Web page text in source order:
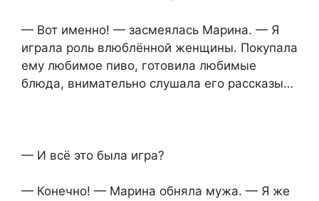
— Вот именно! — засмеялась Марина. — Я
играла роль влюблённой женщины. Покупала
ему любимое пиво, готовила любимые
блюда, внимательно слушала его рассказы…
— И всё это была игра?
— Конечно! — Марина обняла мужа. — Я же